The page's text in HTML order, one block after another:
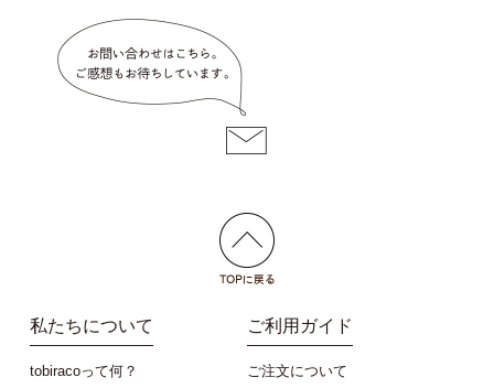
私たちについて
tobiracoって何？
ご利用ガイド
ご注文について